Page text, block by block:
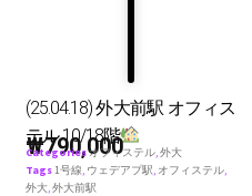
(25.04.18) 外大前駅 オフィス
テル 10/18階
₩790,000
Categoriesオフィステル,外大
Tags1号線, ウェデアプ駅, オフィステル,
外大,外大前駅